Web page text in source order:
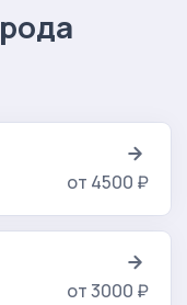
от 4500 ₽
от 3000 ₽